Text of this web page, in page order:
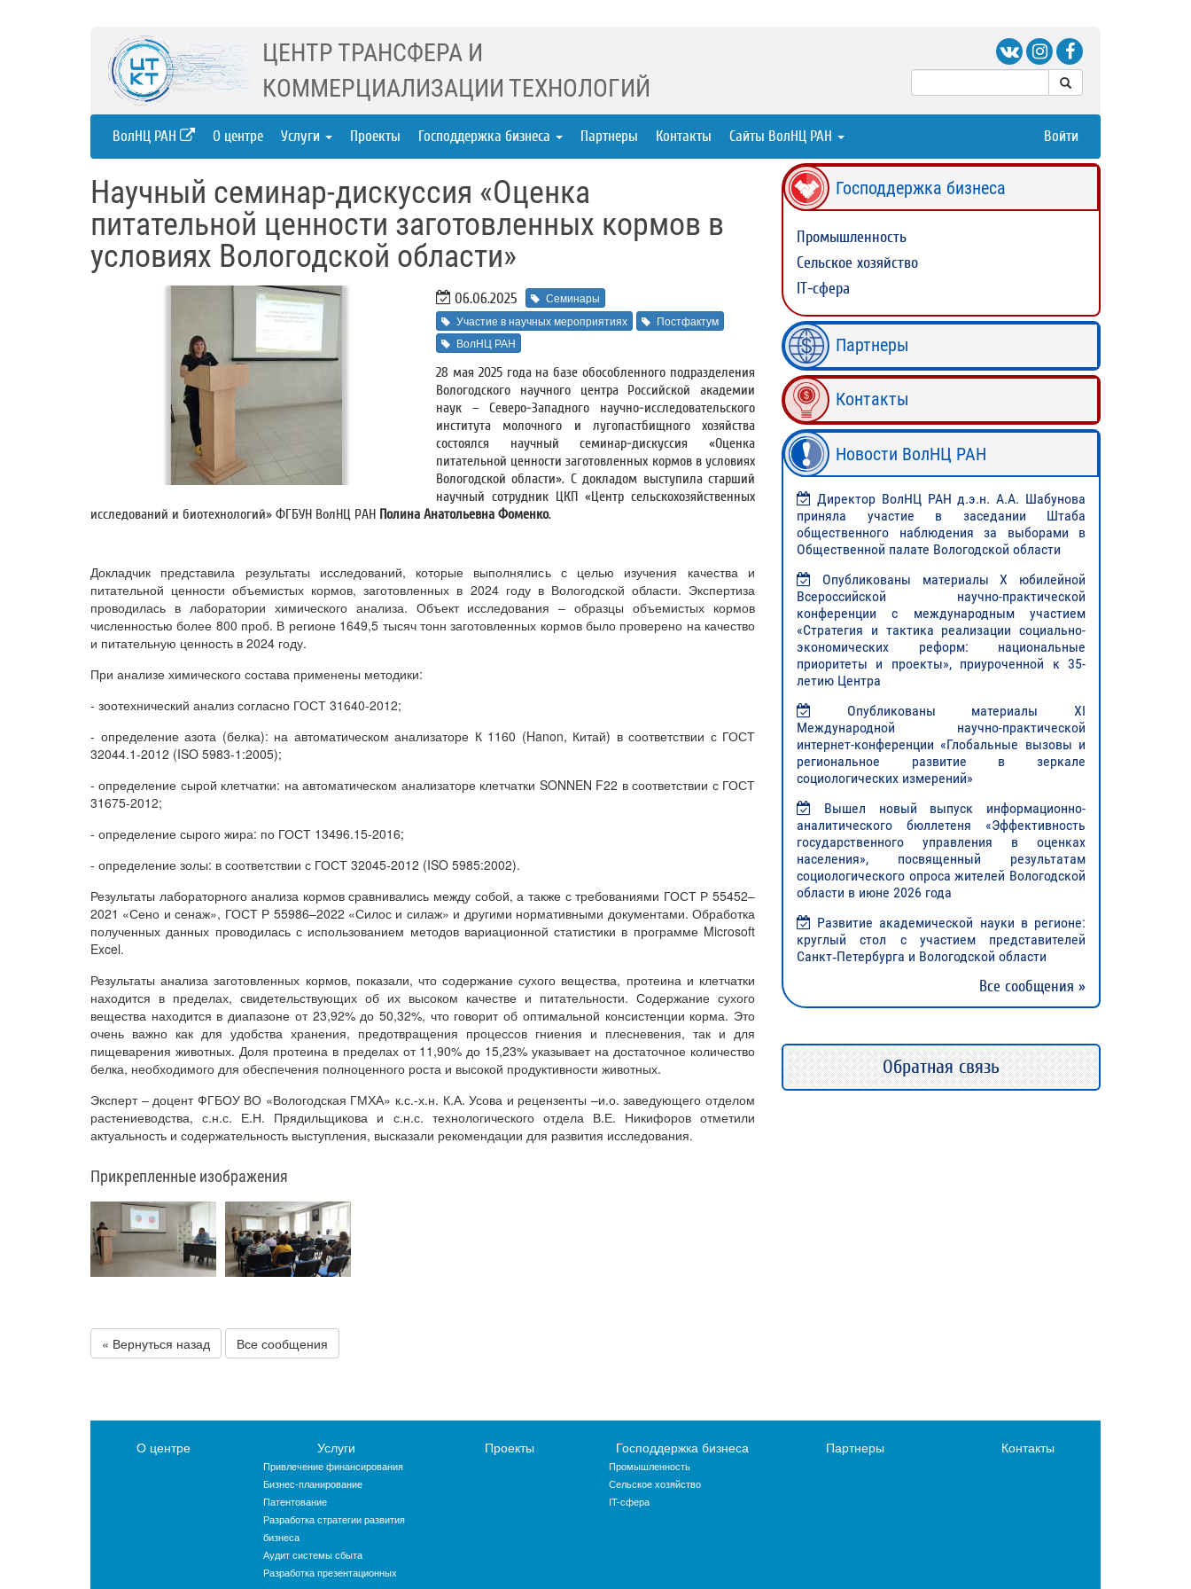
ЦЕНТР ТРАНСФЕРА И
КОММЕРЦИАЛИЗАЦИИ ТЕХНОЛОГИЙ
ВолНЦ РАН О центре Услуги Проекты Господдержка бизнеса Партнеры Контакты Сайты ВолНЦ РАН Войти
Научный семинар-дискуссия «Оценка
питательной ценности заготовленных кормов в
условиях Вологодской области»
06.06.2025
Семинары
Участие в научных мероприятиях
Постфактум
ВолНЦ РАН
28 мая 2025 года на базе обособленного подразделения
Вологодского научного центра Российской академии
наук – Северо-Западного научно-исследовательского
института молочного и лугопастбищного хозяйства
состоялся научный семинар-дискуссия «Оценка
питательной ценности заготовленных кормов в условиях
Вологодской области». С докладом выступила старший
научный сотрудник ЦКП «Центр сельскохозяйственных
исследований и биотехнологий» ФГБУН ВолНЦ РАН Полина Анатольевна Фоменко.
Докладчик представила результаты исследований, которые выполнялись с целью изучения качества и
питательной ценности объемистых кормов, заготовленных в 2024 году в Вологодской области. Экспертиза
проводилась в лаборатории химического анализа. Объект исследования – образцы объемистых кормов
численностью более 800 проб. В регионе 1649,5 тысяч тонн заготовленных кормов было проверено на качество
и питательную ценность в 2024 году.
При анализе химического состава применены методики:
- зоотехнический анализ согласно ГОСТ 31640-2012;
- определение азота (белка): на автоматическом анализаторе К 1160 (Hanon, Китай) в соответствии с ГОСТ
32044.1-2012 (ISO 5983-1:2005);
- определение сырой клетчатки: на автоматическом анализаторе клетчатки SONNEN F22 в соответствии с ГОСТ
31675-2012;
- определение сырого жира: по ГОСТ 13496.15-2016;
- определение золы: в соответствии с ГОСТ 32045-2012 (ISO 5985:2002).
Результаты лабораторного анализа кормов сравнивались между собой, а также с требованиями ГОСТ Р 55452–
2021 «Сено и сенаж», ГОСТ Р 55986–2022 «Силос и силаж» и другими нормативными документами. Обработка
полученных данных проводилась с использованием методов вариационной статистики в программе Microsoft
Excel.
Результаты анализа заготовленных кормов, показали, что содержание сухого вещества, протеина и клетчатки
находится в пределах, свидетельствующих об их высоком качестве и питательности. Содержание сухого
вещества находится в диапазоне от 23,92% до 50,32%, что говорит об оптимальной консистенции корма. Это
очень важно как для удобства хранения, предотвращения процессов гниения и плесневения, так и для
пищеварения животных. Доля протеина в пределах от 11,90% до 15,23% указывает на достаточное количество
белка, необходимого для обеспечения полноценного роста и высокой продуктивности животных.
Эксперт – доцент ФГБОУ ВО «Вологодская ГМХА» к.с.-х.н. К.А. Усова и рецензенты –и.о. заведующего отделом
растениеводства, с.н.с. Е.Н. Прядильщикова и с.н.с. технологического отдела В.Е. Никифоров отметили
актуальность и содержательность выступления, высказали рекомендации для развития исследования.
Прикрепленные изображения
« Вернуться назад Все сообщения
Господдержка бизнеса
Промышленность
Сельское хозяйство
IT-сфера
Партнеры
Контакты
Новости ВолНЦ РАН
Директор ВолНЦ РАН д.э.н. А.А. Шабунова
приняла участие в заседании Штаба
общественного наблюдения за выборами в
Общественной палате Вологодской области
Опубликованы материалы X юбилейной
Всероссийской научно-практической
конференции с международным участием
«Стратегия и тактика реализации социально-
экономических реформ: национальные
приоритеты и проекты», приуроченной к 35-
летию Центра
Опубликованы материалы XI
Международной научно-практической
интернет-конференции «Глобальные вызовы и
региональное развитие в зеркале
социологических измерений»
Вышел новый выпуск информационно-
аналитического бюллетеня «Эффективность
государственного управления в оценках
населения», посвященный результатам
социологического опроса жителей Вологодской
области в июне 2026 года
Развитие академической науки в регионе:
круглый стол с участием представителей
Санкт‑Петербурга и Вологодской области
Все сообщения »
Обратная связь
О центре Услуги
Привлечение финансирования
Бизнес-планирование
Патентование
Разработка стратегии развития
бизнеса
Аудит системы сбыта
Разработка презентационных
Проекты Господдержка бизнеса
Промышленность
Сельское хозяйство
IT-сфера
Партнеры Контакты